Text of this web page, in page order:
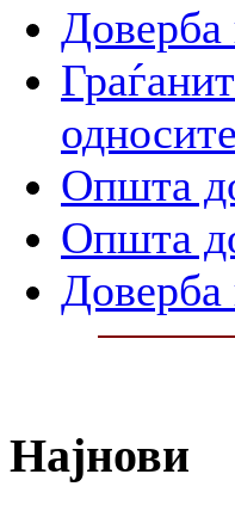
Доверба
Општа
Општа
Доверба
Најнови